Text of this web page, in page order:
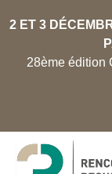
2 ET 3
28ème édition